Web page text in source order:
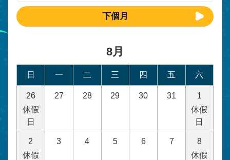
下個月
8月
日 一 二 三 四 五 六
26
休假
日
27 28 29 30 31
1
休假
日
2
休假
3 4 5 6 7
8
休假